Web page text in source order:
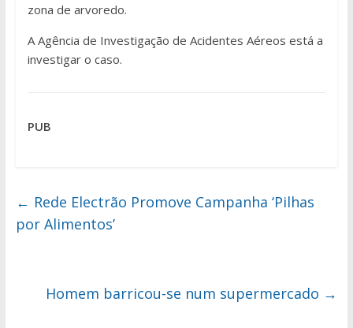
zona de arvoredo.
A Agência de Investigação de Acidentes Aéreos está a
investigar o caso.
PUB
← Rede Electrão Promove Campanha ‘Pilhas
por Alimentos’
Homem barricou-se num supermercado →